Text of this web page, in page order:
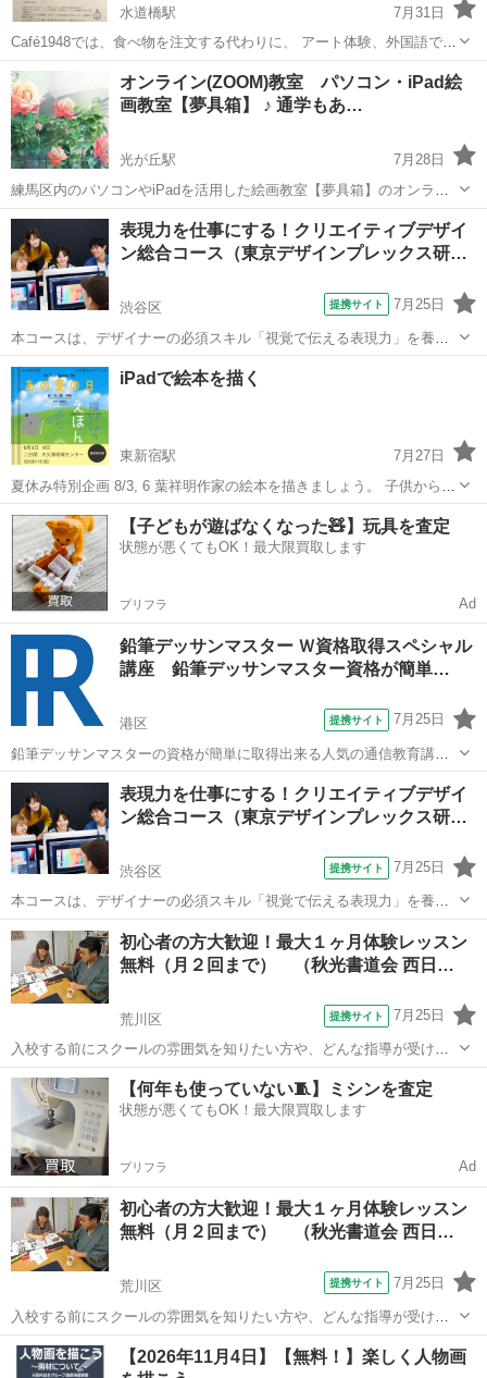
水道橋駅
7月31日
Café1948では、食べ物を注文する代わりに、 アート体験、外国語での
コミュニケーション、 セルフケア、未来の自分や大切な人への手紙、
ブックセラピーなどを予約注文します。 その中のアート体験というの
はコラージュ、...
東京 水道橋駅 水彩画 アート
オンライン(ZOOM)教室 パソコン・iPad絵
画教室【夢具箱】 ♪ 通学もあ…
光が丘駅
7月28日
練馬区内のパソコンやiPadを活用した絵画教室【夢具箱】のオンライ
ン教室です。 「ZOOM」という会議システムを活用して、自宅にいな
がら教室と同様の授業が受けられます。 講師からのメールを受け取る
だけでインストー...
東京 練馬区 光が丘駅 その他 ペンタブレット
表現力を仕事にする！クリエイティブデザイ
ン総合コース（東京デザインプレックス研…
渋谷区 提携サイト 7月25日
本コースは、デザイナーの必須スキル「視覚で伝える表現力」を養成
していきます。授業では、クライアントワークで重要となるデザイン
力（カラーイメージ表現／フォトイメージ表現／ラフイメージ表現）
を効率的に習得します。具体的には、実務...
東京 渋谷区 デッサン
iPadで絵本を描く
東新宿駅
7月27日
夏休み特別企画 8/3, 6 葉祥明作家の絵本を描きましょう。 子供から大
人まで親子孫全て楽しく絵本を描く時間を用意しました。 時間が間に
合えば是非参加してください。 ✍️9/7から油絵で花瓶を描きましょう
はスタートしま...
東京 新宿区 東新宿駅 その他 夏休み
【子どもが遊ばなくなった🧸】玩具を査定
状態が悪くてもOK！最大限買取します
プリフラ Ad
鉛筆デッサンマスター Ｗ資格取得スペシャル
講座 鉛筆デッサンマスター資格が簡単…
港区 提携サイト 7月25日
鉛筆デッサンマスターの資格が簡単に取得出来る人気の通信教育講座
です。受講生満足度1位の通信教育鉛筆デッサンマスター講座以外にも
多数の講座を御用意。ほとんどの講座が資格協会認定講座！！卒業す
るだけで100%資格が取得出来る講座...
東京 港区 デッサン
表現力を仕事にする！クリエイティブデザイ
ン総合コース（東京デザインプレックス研…
渋谷区 提携サイト 7月25日
本コースは、デザイナーの必須スキル「視覚で伝える表現力」を養成
していきます。授業では、クライアントワークで重要となるデザイン
力（カラーイメージ表現／フォトイメージ表現／ラフイメージ表現）
を効率的に習得します。具体的には、実務...
東京 渋谷区 デッサン
初心者の方大歓迎！最大１ヶ月体験レッスン
無料（月２回まで） （秋光書道会 西日…
荒川区 提携サイト 7月25日
入校する前にスクールの雰囲気を知りたい方や、どんな指導が受けら
れるか知っておきたい方には無料体験からどうぞ！ ※フリーダイヤル
にてお電話下さい。特に日程の指定はなく、柔軟に日程調整をさせて
頂きます。
東京 荒川区 その他
【何年も使っていない🧵】ミシンを査定
状態が悪くてもOK！最大限買取します
プリフラ Ad
初心者の方大歓迎！最大１ヶ月体験レッスン
無料（月２回まで） （秋光書道会 西日…
荒川区 提携サイト 7月25日
入校する前にスクールの雰囲気を知りたい方や、どんな指導が受けら
れるか知っておきたい方には無料体験からどうぞ！ ※フリーダイヤル
にてお電話下さい。特に日程の指定はなく、柔軟に日程調整をさせて
東京 荒川区 その他
【2026年11月4日】【無料！】楽しく人物画